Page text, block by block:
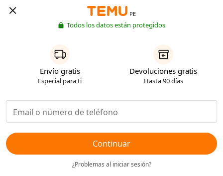
PE
Todos los datos están protegidos
Envío gratis
Especial para ti
Devoluciones gratis
Hasta 90 días
Continuar
¿Problemas al iniciar sesión?